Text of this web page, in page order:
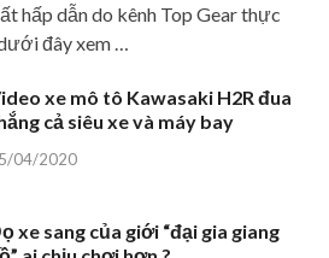
hấp dẫn do kênh Top Gear thực
đây xem …
xe mô tô Kawasaki H2R đua
cả siêu xe và máy bay
04/2020
xe sang của giới “đại gia giang